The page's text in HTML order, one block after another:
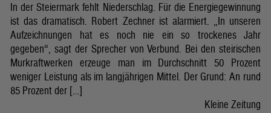
In der Steiermark fehlt Niederschlag. Für die Energiegewinnung
ist das dramatisch. Robert Zechner ist alarmiert. „In unseren
Aufzeichnungen hat es noch nie ein so trockenes Jahr
gegeben“, sagt der Sprecher von Verbund. Bei den steirischen
Murkraftwerken erzeuge man im Durchschnitt 50 Prozent
weniger Leistung als im langjährigen Mittel. Der Grund: An rund
85 Prozent der […]
Kleine Zeitung